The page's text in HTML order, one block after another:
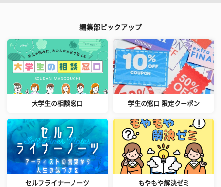
編集部ピックアップ
大学生の相談窓口 学生の窓口 限定クーポン
セルフライナーノーツ もやもや解決ゼミ